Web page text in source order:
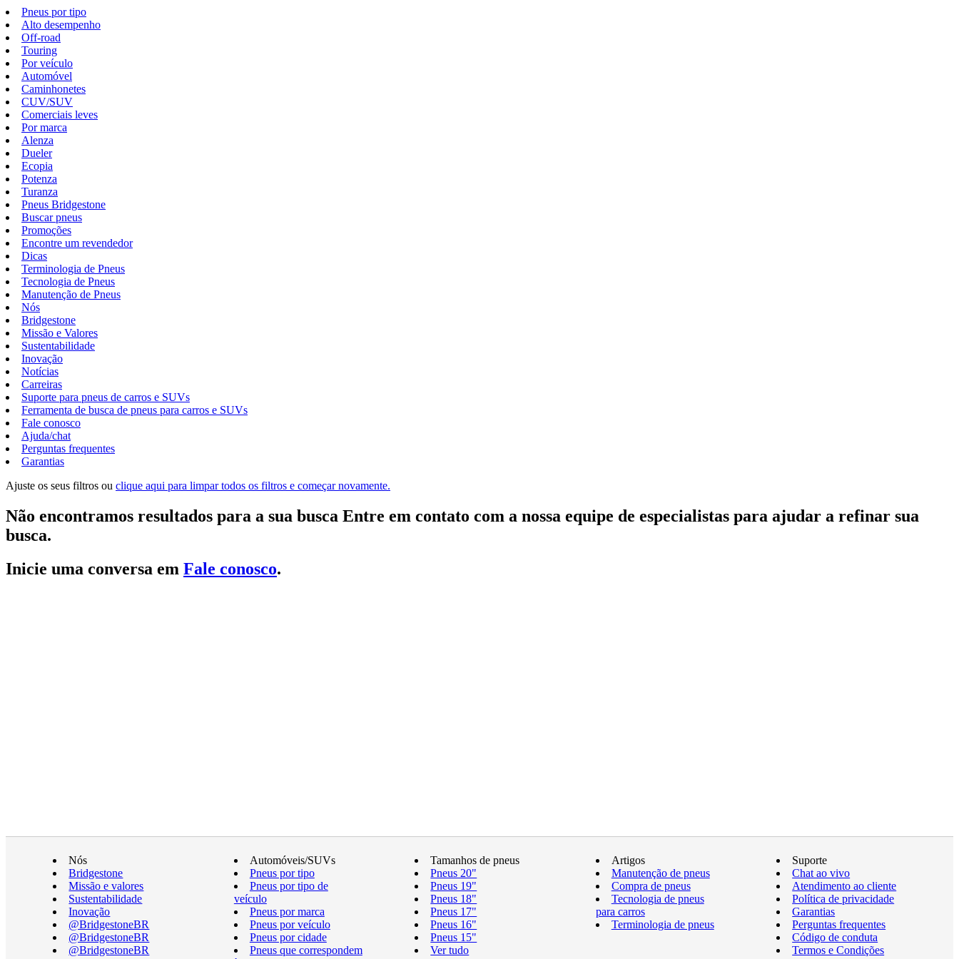
Pneus por tipo
Alto desempenho
Off-road
Touring
Por veículo
Automóvel
Caminhonetes
CUV/SUV
Comerciais leves
Por marca
Alenza
Dueler
Ecopia
Potenza
Turanza
Pneus Bridgestone
Buscar pneus
Promoções
Encontre um revendedor
Dicas
Terminologia de Pneus
Tecnologia de Pneus
Manutenção de Pneus
Nós
Bridgestone
Missão e Valores
Sustentabilidade
Inovação
Notícias
Carreiras
Suporte para pneus de carros e SUVs
Ferramenta de busca de pneus para carros e SUVs
Fale conosco
Ajuda/chat
Perguntas frequentes
Garantias
Ajuste os seus filtros ou clique aqui para limpar todos os filtros e começar novamente.
Não encontramos resultados para a sua busca Entre em contato com a nossa equipe de especialistas para ajudar a refinar sua
busca.
Inicie uma conversa em Fale conosco.
Nós
Bridgestone
Missão e valores
Sustentabilidade
Inovação
@BridgestoneBR
@BridgestoneBR
@BridgestoneBR
Automóveis/SUVs
Pneus por tipo
Pneus por tipo de
veículo
Pneus por marca
Pneus por veículo
Pneus por cidade
Pneus que correspondem
Tamanhos de pneus
Pneus 20"
Pneus 19"
Pneus 18"
Pneus 17"
Pneus 16"
Pneus 15"
Ver tudo
Artigos
Manutenção de pneus
Compra de pneus
Tecnologia de pneus
para carros
Terminologia de pneus
Suporte
Chat ao vivo
Atendimento ao cliente
Política de privacidade
Garantias
Perguntas frequentes
Código de conduta
Termos e Condições